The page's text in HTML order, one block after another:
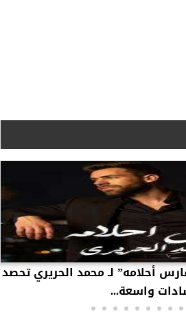
أحلامه” لـ محمد الحريري تحصد
واسعة...